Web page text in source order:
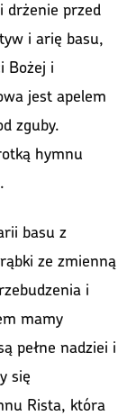
drżenie przed
i arię basu,
Bożej i
jest apelem
zguby.
hymnu
basu z
ze zmienną
i
mamy
pełne nadziei i
się
Rista, która